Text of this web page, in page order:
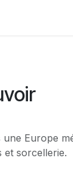
Europe
et sorcellerie.